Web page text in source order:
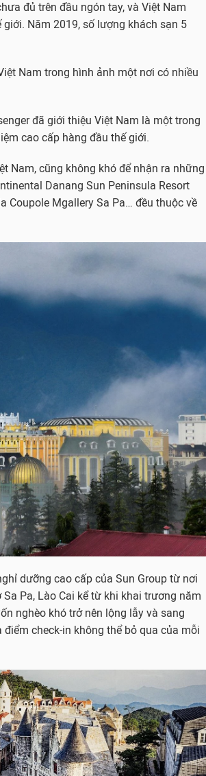
đủ trên đầu ngón tay, và Việt Nam
Năm 2019, số lượng khách sạn 5
Nam trong hình ảnh một nơi có nhiều
đã giới thiệu Việt Nam là một trong
cao cấp hàng đầu thế giới.
Nam, cũng không khó để nhận ra những
Danang Sun Peninsula Resort
Coupole Mgallery Sa Pa… đều thuộc về
dưỡng cao cấp của Sun Group từ nơi
Pa, Lào Cai kể từ khi khai trương năm
nghèo khó trở nên lộng lẫy và sang
check-in không thể bỏ qua của mỗi